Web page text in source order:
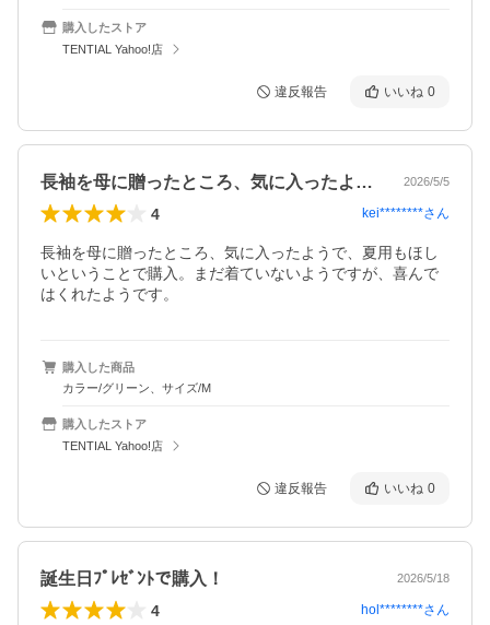
購入したストア
TENTIAL Yahoo!店
違反報告 いいね 0
長袖を母に贈ったところ、気に入ったよう… 2026/5/5
4 kei********さん
長袖を母に贈ったところ、気に入ったようで、夏用もほし
いということで購入。まだ着ていないようですが、喜んで
はくれたようです。
購入した商品
カラー/グリーン、サイズ/M
購入したストア
TENTIAL Yahoo!店
違反報告 いいね 0
誕生日ﾌﾟﾚｾﾞﾝﾄで購入！ 2026/5/18
4 hol********さん